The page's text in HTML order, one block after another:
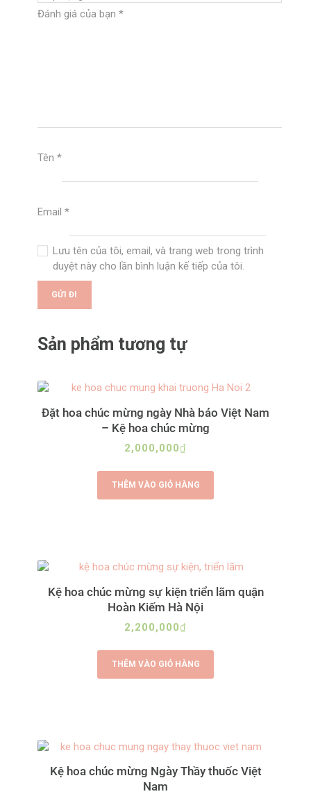
Đánh giá của bạn *
Tên *
Email *
Lưu tên của tôi, email, và trang web trong trình
duyệt này cho lần bình luận kế tiếp của tôi.
l
e
n
Sản phẩm tương tự
Đặt hoa chúc mừng ngày Nhà báo Việt Nam
– Kệ hoa chúc mừng
2,000,000₫
THÊM VÀO GIỎ HÀNG
Kệ hoa chúc mừng sự kiện triển lãm quận
Hoàn Kiếm Hà Nội
2,200,000₫
THÊM VÀO GIỎ HÀNG
Kệ hoa chúc mừng Ngày Thầy thuốc Việt
Nam